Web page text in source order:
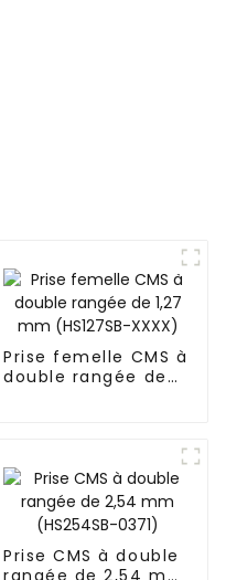
Prise femelle CMS à
double rangée de
Prise CMS à double
rangée de 2,54 mm